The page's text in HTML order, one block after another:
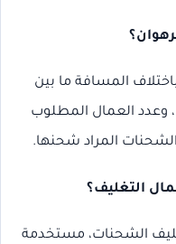
المسافة ما بين
وعدد العمال المطلوب
المراد شحنها.
التغليف؟
الشحنات، مستخدمة